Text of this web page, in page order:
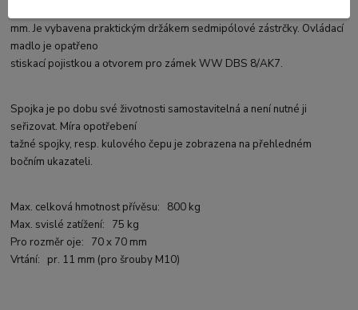
mm. Je vybavena praktickým držákem sedmipólové zástrčky. Ovládací
madlo je opatřeno
stiskací pojistkou a otvorem pro zámek WW DBS 8/AK7.
Spojka je po dobu své životnosti samostavitelná a není nutné ji
seřizovat. Míra opotřebení
tažné spojky, resp. kulového čepu je zobrazena na přehledném
bočním ukazateli.
Max. celková hmotnost přívěsu: 800 kg
Max. svislé zatížení: 75 kg
Pro rozměr oje: 70 x 70 mm
Vrtání: pr. 11 mm (pro šrouby M10)